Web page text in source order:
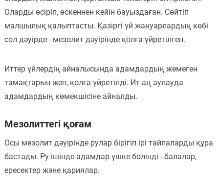
Оларды өсіріп, өскеннен кейін бауыздаған. Сөйтіп
малшылық қалыптасты. Қазіргі үй жануарлардың көбі
сол дәуірде - мезолит дәуірінде қолға үйретілген.
Иттер үйлердің айналысында адамдардың жемеген
тамақтарын жеп, қолға үйретілді. Ит аң аулауда
адамдардың көмекшісіне айналды.
Мезолиттегі қоғам
Осы мезолит дәуірінде рулар бірігіп ірі тайпаларды құра
бастады. Ру ішінде адамдар үшке бөлінді - балалар,
ересектер және қариялар.